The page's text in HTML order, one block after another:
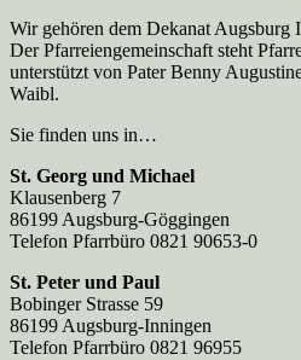
Wir gehören dem Dekanat Augsburg
Der Pfarreien­gemeinschaft steht
unterstützt von Pater Benny
Waibl.
Sie finden uns in…
St. Georg und Michael
Klausenberg 7
86199 Augsburg-Göggingen
Telefon Pfarrbüro 0821 90653-0
St. Peter und Paul
Bobinger Strasse 59
86199 Augsburg-Inningen
Telefon Pfarrbüro 0821 96955